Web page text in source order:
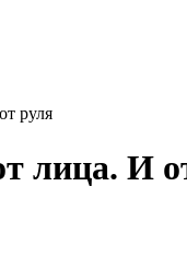
руля
лица. И